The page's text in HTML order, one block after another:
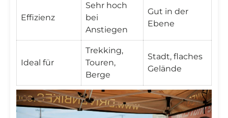
Effizienz
Sehr hoch
bei
Anstiegen
Gut in der
Ebene
Ideal für
Trekking,
Touren,
Berge
Stadt, flaches
Gelände